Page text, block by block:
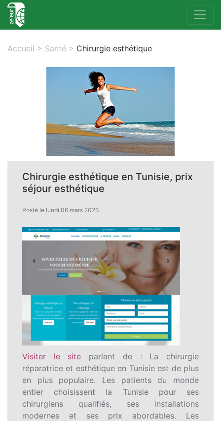
Accueil > Santé > Chirurgie esthétique
Chirurgie esthétique en Tunisie, prix
séjour esthétique
Posté le lundi 06 mars 2023
Visiter le site parlant de : La chirurgie
réparatrice et esthétique en Tunisie est de plus
en plus populaire. Les patients du monde
entier choisissent la Tunisie pour ses
chirurgiens qualifiés, ses installations
modernes et ses prix abordables. Les